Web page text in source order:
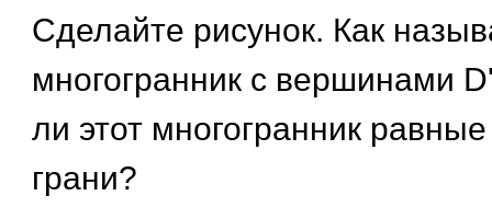
Сделайте рисунок. Как
многогранник с вершинами
ли этот многогранник
грани?